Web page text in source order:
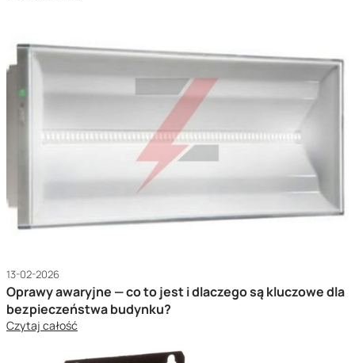
13-02-2026
Oprawy awaryjne — co to jest i dlaczego są kluczowe dla
bezpieczeństwa budynku?
Czytaj całość